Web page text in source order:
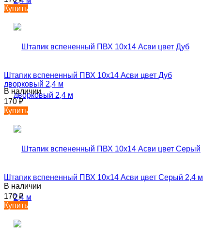
Купить
Штапик вспененный ПВХ 10х14 Асви цвет Дуб
дворковый 2,4 м
В наличии
170₽
Купить
Штапик вспененный ПВХ 10х14 Асви цвет Серый 2,4 м
В наличии
170₽
Купить